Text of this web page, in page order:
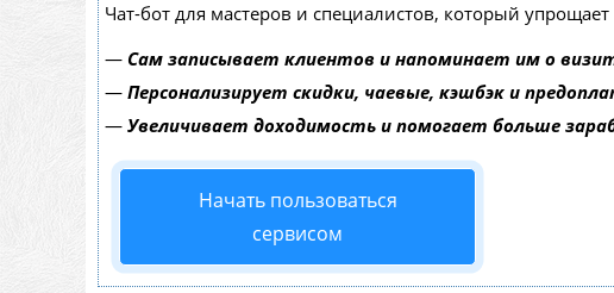
Чат-бот для мастеров и специалистов, который
— Сам записывает клиентов и напоминает им о
— Персонализирует скидки, чаевые, кэшбэк и
— Увеличивает доходимость и помогает больше
Начать пользоваться
сервисом